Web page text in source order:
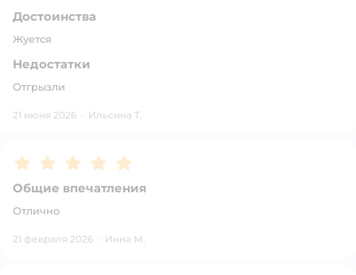
Достоинства
Жуется
Недостатки
Отгрызли
21 июня 2026 · Ильсина Т.
Рейтинг:5
Общие впечатления
Отлично
21 февраля 2026 · Инна М.